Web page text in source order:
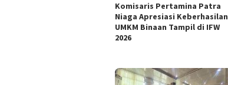
Komisaris Pertamina Patra
Niaga Apresiasi Keberhasilan
UMKM Binaan Tampil di IFW
2026